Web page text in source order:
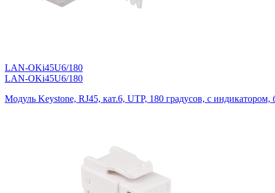
LAN-OKi45U6/180
LAN-OKi45U6/180
Модуль Keystone, RJ45, кат.6, UTP, 180 градусов, с индикатором,